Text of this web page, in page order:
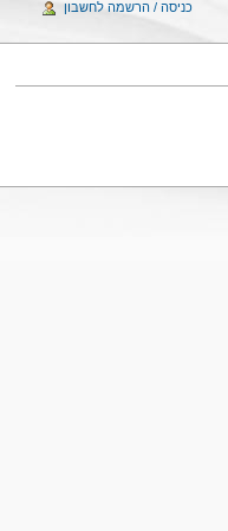
כניסה / הרשמה לחשבון